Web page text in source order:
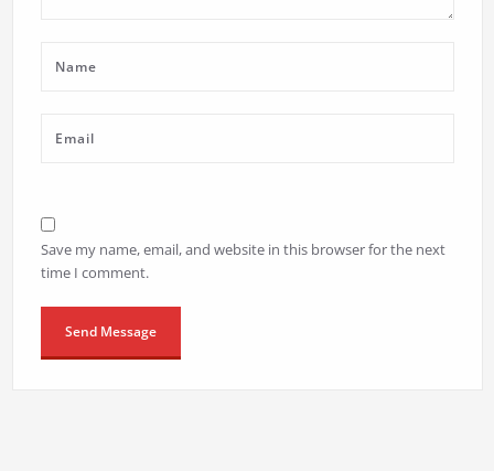
Save my name, email, and website in this browser for the next
time I comment.